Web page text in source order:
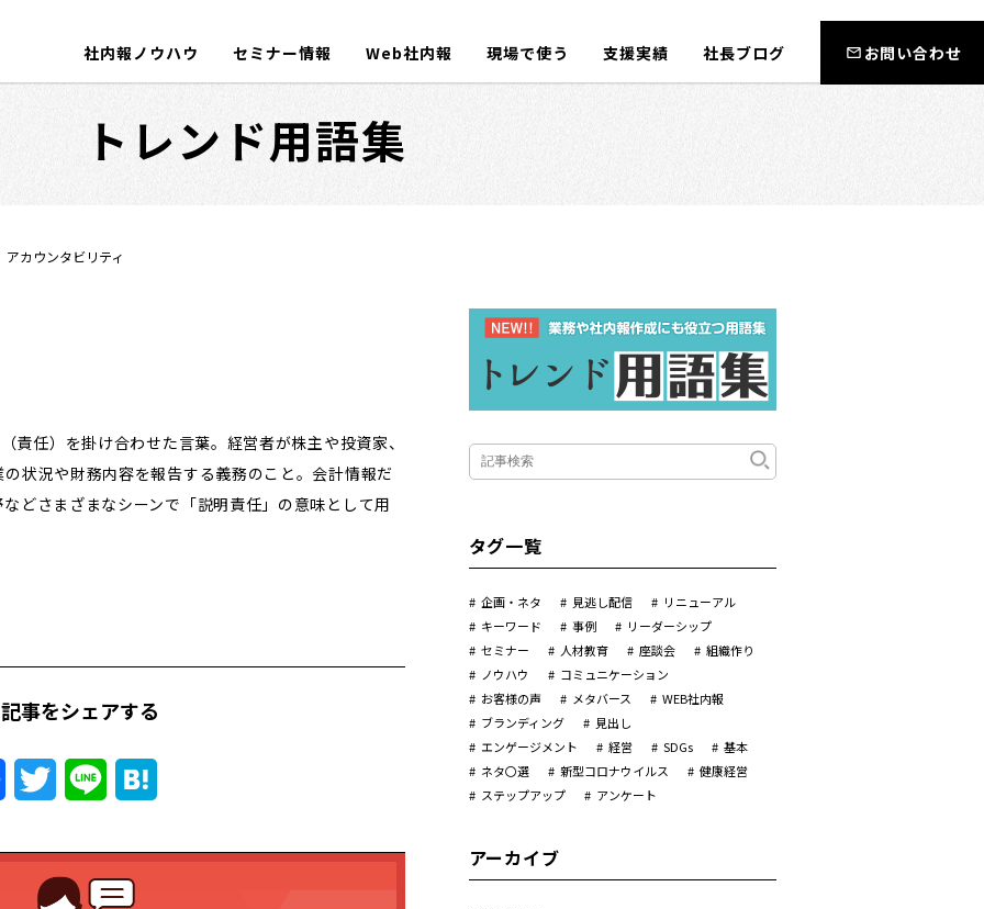
社内報ノウハウ セミナー情報 Web社内報 現場で使う 支援実績 社長ブログ お問い合わせ
トレンド用語集
アカウンタビリティ
）を掛け合わせた言葉。経営者が株主や投資家、
状況や財務内容を報告する義務のこと。会計情報だ
どさまざまなシーンで「説明責任」の意味として用
事をシェアする
FacebookTwitter Line
タグ一覧
企画・ネタ 見逃し配信
リニューアル
キーワード
事例
リーダーシップ
セミナー
人材教育 座談会
組織作り
ノウハウ
コミュニケーション
お客様の声
メタバース
WEB社内報
ブランディング
見出し
エンゲージメント
経営 SDGs
基本
ネタ〇選
新型コロナウイルス
健康経営
ステップアップ
アンケート
アーカイブ